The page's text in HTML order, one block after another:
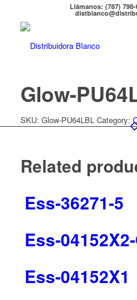
Llámanos: (787)
Glow-
SKU: Glow-PU64LBL Category:
Related
Ess-36271-5
Ess-
Ess-04152X1